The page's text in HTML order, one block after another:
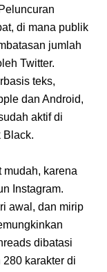
di mana publik
jumlah
Twitter.
teks,
dan Android,
aktif di
Black.
mudah, karena
Instagram.
awal, dan mirip
dibatasi
karakter di